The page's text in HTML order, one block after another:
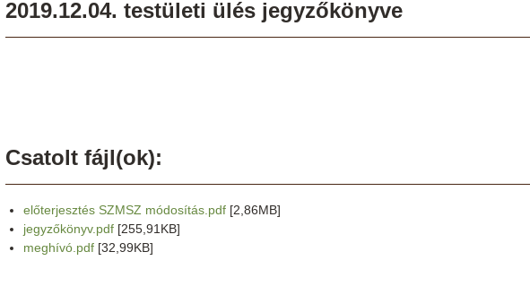
2019.12.04. testületi ülés jegyzőkönyve
Csatolt fájl(ok):
előterjesztés SZMSZ módosítás.pdf [2,86MB]
jegyzőkönyv.pdf [255,91KB]
meghívó.pdf [32,99KB]